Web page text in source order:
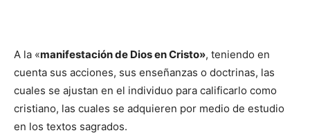
A la «manifestación de Dios en Cristo», teniendo en
cuenta sus acciones, sus enseñanzas o doctrinas, las
cuales se ajustan en el individuo para calificarlo como
cristiano, las cuales se adquieren por medio de estudio
en los textos sagrados.